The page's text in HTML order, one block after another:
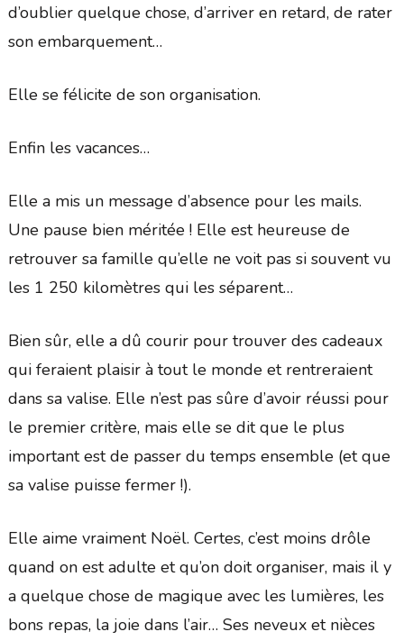
d’oublier quelque chose, d’arriver en retard, de rater
son embarquement…
Elle se félicite de son organisation.
Enfin les vacances…
Elle a mis un message d’absence pour les mails.
Une pause bien méritée ! Elle est heureuse de
retrouver sa famille qu’elle ne voit pas si souvent vu
les 1 250 kilomètres qui les séparent…
Bien sûr, elle a dû courir pour trouver des cadeaux
qui feraient plaisir à tout le monde et rentreraient
dans sa valise. Elle n’est pas sûre d’avoir réussi pour
le premier critère, mais elle se dit que le plus
important est de passer du temps ensemble (et que
sa valise puisse fermer !).
Elle aime vraiment Noël. Certes, c’est moins drôle
quand on est adulte et qu’on doit organiser, mais il y
a quelque chose de magique avec les lumières, les
bons repas, la joie dans l’air… Ses neveux et nièces